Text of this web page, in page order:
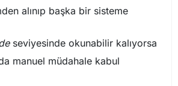
alınıp başka bir sisteme
seviyesinde okunabilir kalıyorsa
manuel müdahale kabul